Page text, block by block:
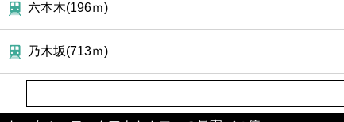
六本木(196ｍ)
乃木坂(713ｍ)